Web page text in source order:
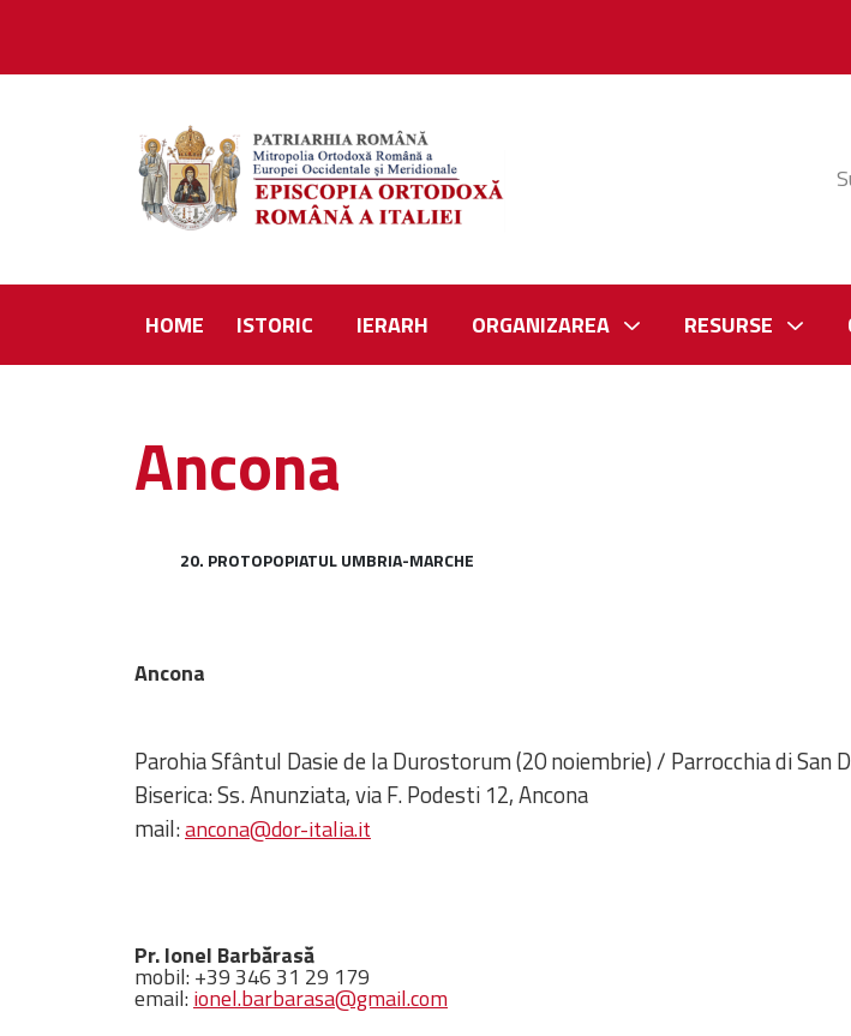
HOME ISTORIC IERARH ORGANIZAREA RESURSE
Ancona
20. PROTOPOPIATUL UMBRIA-MARCHE
Ancona
Parohia Sfântul Dasie de la Durostorum (20 noiembrie) / Parrocchia di San
Biserica: Ss. Anunziata, via F. Podesti 12, Ancona
mail:ancona@dor-italia.it
Pr. Ionel Barbărasă
mobil: +39 346 31 29 179
email: ionel.barbarasa@gmail.com